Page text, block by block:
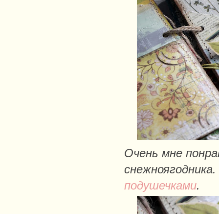
Очень мне
подушечками.